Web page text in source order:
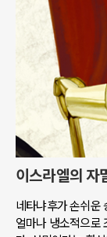
이스라엘의 자
네타냐후가 손쉬운
얼마나 냉소적으로